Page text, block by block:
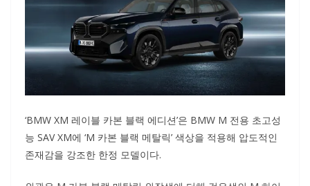
‘BMW XM 레이블 카본 블랙 에디션’은 BMW M 전용 초고성
능 SAV XM에 ‘M 카본 블랙 메탈릭’ 색상을 적용해 압도적인
존재감을 강조한 한정 모델이다.